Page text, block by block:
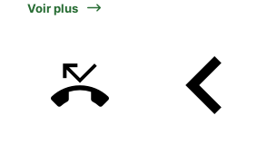
Voir plus